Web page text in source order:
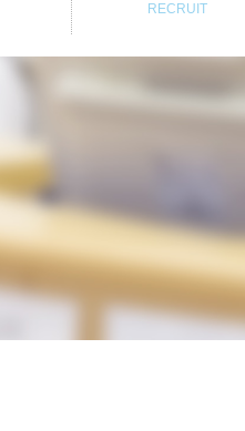
RECRUIT